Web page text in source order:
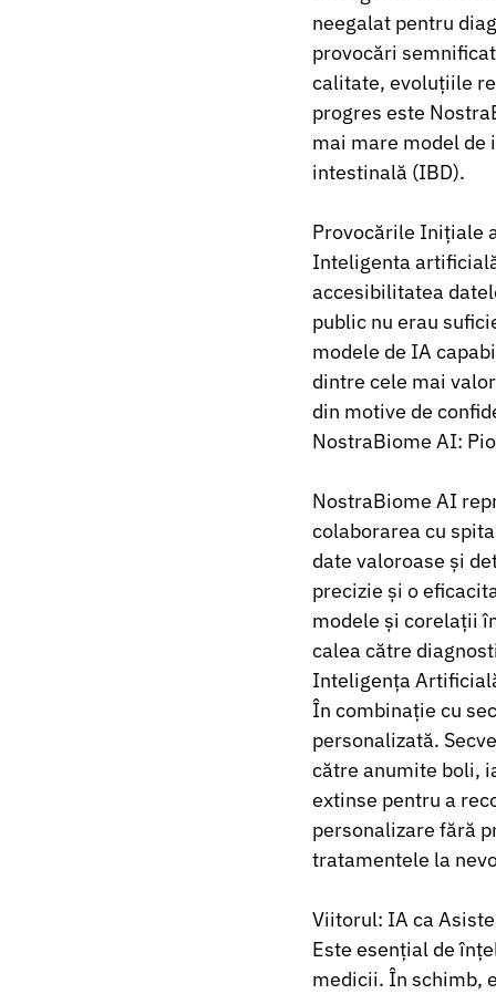
neegalat pentru
provocări
calitate, evoluțiile
progres este
mai mare model
intestinală (IBD).
Provocările Inițiale
Inteligenta
accesibilitatea
public nu erau
modele de IA
dintre cele mai
din motive de
NostraBiome AI:
NostraBiome AI
colaborarea cu
date valoroase și
precizie și o
modele și corelații
calea către
Inteligența
În combinație cu
personalizată.
către anumite boli,
extinse pentru a
personalizare fără
tratamentele la
Viitorul: IA ca
Este esențial de
medicii. În schimb,